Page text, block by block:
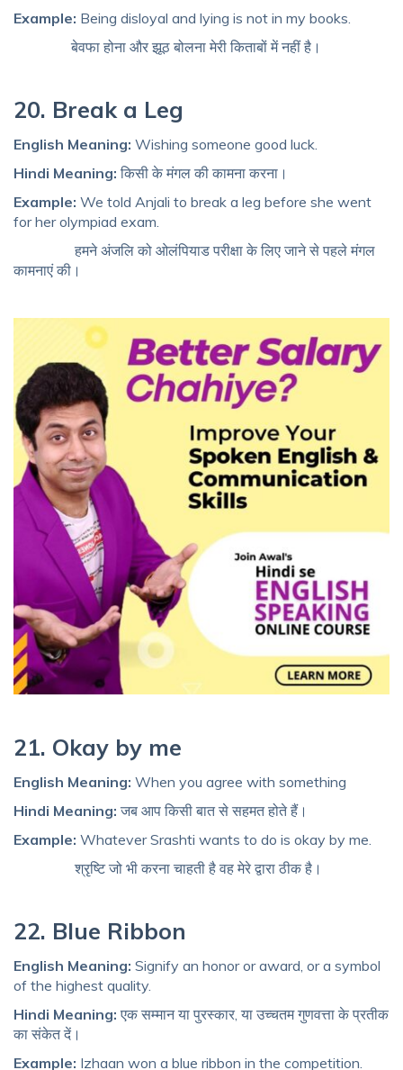
Example: Being disloyal and lying is not in my books.
बेवफा होना और झूठ बोलना मेरी किताबों में नहीं है।
20. Break a Leg
English Meaning: Wishing someone good luck.
Hindi Meaning: किसी के मंगल की कामना करना।
Example: We told Anjali to break a leg before she went
for her olympiad exam.
हमने अंजलि को ओलंपियाड परीक्षा के लिए जाने से पहले मंगल
कामनाएं की।
21. Okay by me
English Meaning: When you agree with something
Hindi Meaning: जब आप किसी बात से सहमत होते हैं।
Example: Whatever Srashti wants to do is okay by me.
श्रृष्टि जो भी करना चाहती है वह मेरे द्वारा ठीक है।
22. Blue Ribbon
English Meaning: Signify an honor or award, or a symbol
of the highest quality.
Hindi Meaning: एक सम्मान या पुरस्कार, या उच्चतम गुणवत्ता के प्रतीक
का संकेत दें।
Example: Izhaan won a blue ribbon in the competition.